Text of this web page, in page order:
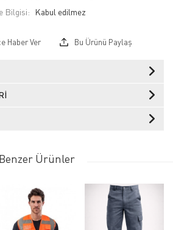
Bilgisi:
Haber Ver Bu Ürünü Paylaş
Benzer Ürünler